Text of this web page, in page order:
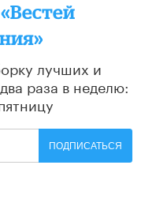
лучших и
два раза в неделю:
ПОДПИСАТЬСЯ